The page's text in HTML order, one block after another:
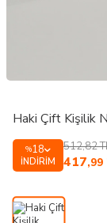
Haki Çift Kişilik
%18
İNDIRIM
512,82
417,99